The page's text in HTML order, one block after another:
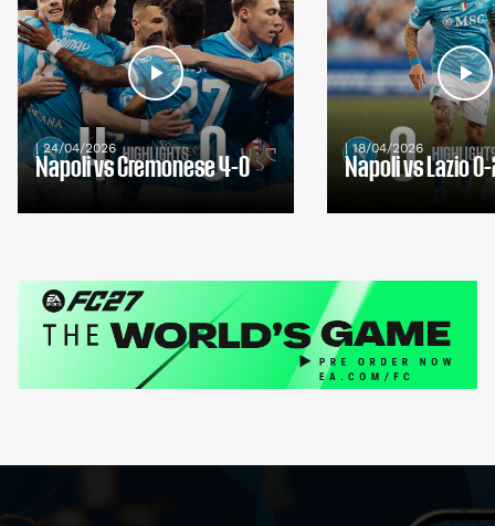
| 24/04/2026
Napoli vs Cremonese 4-0
| 18/04/2026
Napoli vs Lazio